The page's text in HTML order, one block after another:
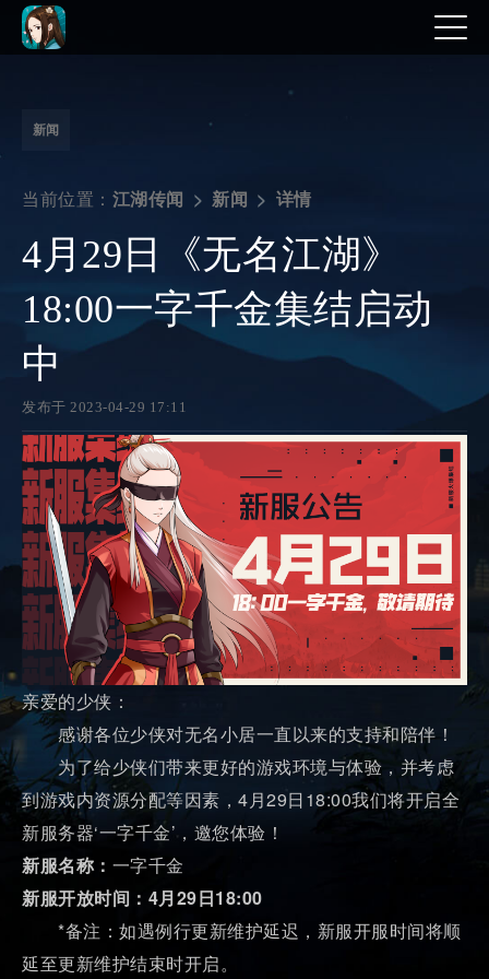
新闻
当前位置： 江湖传闻 新闻 详情
4月29日《无名江湖》
18:00一字千金集结启动
中
发布于 2023-04-29 17:11
亲爱的少侠：
感谢各位少侠对无名小居一直以来的支持和陪伴！
为了给少侠们带来更好的游戏环境与体验，并考虑
到游戏内资源分配等因素，4月29日18:00我们将开启全
新服务器‘一字千金’，邀您体验！
新服名称： 一字千金
新服开放时间：4月29日18:00
*备注：如遇例行更新维护延迟，新服开服时间将顺
延至更新维护结束时开启。